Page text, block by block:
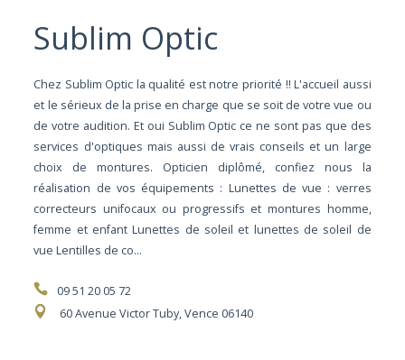
Sublim Optic
Chez Sublim Optic la qualité est notre priorité !! L'accueil aussi
et le sérieux de la prise en charge que se soit de votre vue ou
de votre audition. Et oui Sublim Optic ce ne sont pas que des
services d'optiques mais aussi de vrais conseils et un large
choix de montures. Opticien diplômé, confiez nous la
réalisation de vos équipements : Lunettes de vue : verres
correcteurs unifocaux ou progressifs et montures homme,
femme et enfant Lunettes de soleil et lunettes de soleil de
vue Lentilles de co...
09 51 20 05 72
60 Avenue Victor Tuby, Vence 06140